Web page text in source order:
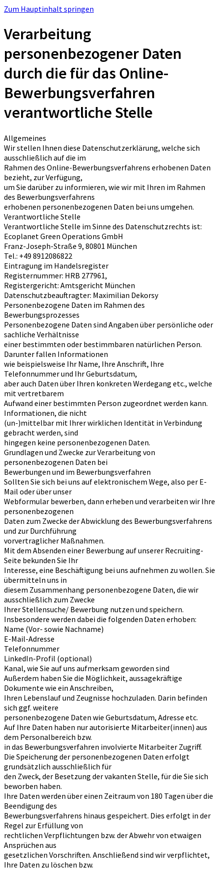
Zum Hauptinhalt springen
Verarbeitung
personenbezogener Daten
durch die für das Online-
Bewerbungsverfahren
verantwortliche Stelle
Allgemeines
Wir stellen Ihnen diese Datenschutzerklärung, welche sich
ausschließlich auf die im
Rahmen des Online-Bewerbungsverfahrens erhobenen Daten
bezieht, zur Verfügung,
um Sie darüber zu informieren, wie wir mit Ihren im Rahmen
des Bewerbungsverfahrens
erhobenen personenbezogenen Daten bei uns umgehen.
Verantwortliche Stelle
Verantwortliche Stelle im Sinne des Datenschutzrechts ist:
Ecoplanet Green Operations GmbH
Franz-Joseph-Straße 9, 80801 München
Tel.: +49 8912086822
Eintragung im Handelsregister
Registernummer: HRB 277961,
Registergericht: Amtsgericht München
Datenschutzbeauftragter: Maximilian Dekorsy
Personenbezogene Daten im Rahmen des
Bewerbungsprozesses
Personenbezogene Daten sind Angaben über persönliche oder
sachliche Verhältnisse
einer bestimmten oder bestimmbaren natürlichen Person.
Darunter fallen Informationen
wie beispielsweise Ihr Name, Ihre Anschrift, Ihre
Telefonnummer und Ihr Geburtsdatum,
aber auch Daten über Ihren konkreten Werdegang etc., welche
mit vertretbarem
Aufwand einer bestimmten Person zugeordnet werden kann.
Informationen, die nicht
(un-)mittelbar mit Ihrer wirklichen Identität in Verbindung
gebracht werden, sind
hingegen keine personenbezogenen Daten.
Grundlagen und Zwecke zur Verarbeitung von
personenbezogenen Daten bei
Bewerbungen und im Bewerbungsverfahren
Sollten Sie sich bei uns auf elektronischem Wege, also per E-
Mail oder über unser
Webformular bewerben, dann erheben und verarbeiten wir Ihre
personenbezogenen
Daten zum Zwecke der Abwicklung des Bewerbungsverfahrens
und zur Durchführung
vorvertraglicher Maßnahmen.
Mit dem Absenden einer Bewerbung auf unserer Recruiting-
Seite bekunden Sie Ihr
Interesse, eine Beschäftigung bei uns aufnehmen zu wollen. Sie
übermitteln uns in
diesem Zusammenhang personenbezogene Daten, die wir
ausschließlich zum Zwecke
Ihrer Stellensuche/ Bewerbung nutzen und speichern.
Insbesondere werden dabei die folgenden Daten erhoben:
Name (Vor- sowie Nachname)
E-Mail-Adresse
Telefonnummer
LinkedIn-Profil (optional)
Kanal, wie Sie auf uns aufmerksam geworden sind
Außerdem haben Sie die Möglichkeit, aussagekräftige
Dokumente wie ein Anschreiben,
Ihren Lebenslauf und Zeugnisse hochzuladen. Darin befinden
sich ggf. weitere
personenbezogene Daten wie Geburtsdatum, Adresse etc.
Auf Ihre Daten haben nur autorisierte Mitarbeiter(innen) aus
dem Personalbereich bzw.
in das Bewerbungsverfahren involvierte Mitarbeiter Zugriff.
Die Speicherung der personenbezogenen Daten erfolgt
grundsätzlich ausschließlich für
den Zweck, der Besetzung der vakanten Stelle, für die Sie sich
beworben haben.
Ihre Daten werden über einen Zeitraum von 180 Tagen über die
Beendigung des
Bewerbungsverfahrens hinaus gespeichert. Dies erfolgt in der
Regel zur Erfüllung von
rechtlichen Verpflichtungen bzw. der Abwehr von etwaigen
Ansprüchen aus
gesetzlichen Vorschriften. Anschließend sind wir verpflichtet,
Ihre Daten zu löschen bzw.